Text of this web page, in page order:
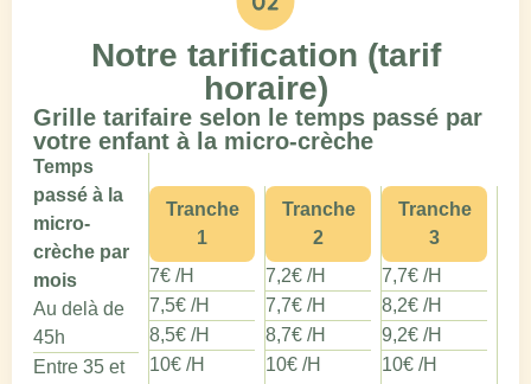
Notre tarification (tarif
horaire)
Grille tarifaire selon le temps passé par
votre enfant à la micro-crèche
Temps
passé à la
micro-
crèche par
mois
Au delà de
45h
Entre 35 et
Tranche
1
7€ /H
7,5€ /H
8,5€ /H
10€ /H
Tranche
2
7,2€ /H
7,7€ /H
8,7€ /H
10€ /H
Tranche
3
7,7€ /H
8,2€ /H
9,2€ /H
10€ /H